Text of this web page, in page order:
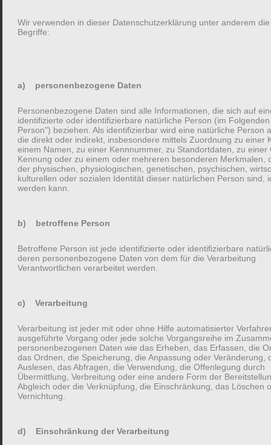
hergeben, zur allgemeinen Unterhaltung! “. Andere Teilhaben zu
lassen für ein besseres Gespräch ist daher keine neue Idee.
beginnt mit Fragen. Um genau zu sein, es beginnt damit, mehr
Ich klammere bewusst Methoden aus, bei denen eine Partei
überzeugen oder verkaufen will. Ein besseres Gespräch
zwischen Freunden und Familienmitgliedern ist aus meiner
Sicht immer auf Augenhöhe. Dabei verfolgt jeder Mensch im
Gespräch gewöhnlich zwei Ziele; etwas zu lernen und/oder
darum mehr übereinander zu erfahren.
Fragen können der Schlüssel für die schönsten Familiengespräche
sein
Klar, Fragen sind Teil eines jeden Gesprächs. Trotzdem habe ich
erreichen oder wirklich etwas gesagt zu haben, was mich
bewegt. Ich habe mich also gefragt, wie geht das eigentlich –
wie stelle ich gute Fragen?
4 Fragetypen
lassen sie sich in vier Typen einordnen:
Wir verwenden in dieser Datenschutzerklärung unter anderem
Begriffe:
a) personenbezogene Daten
Personenbezogene Daten sind alle Informationen, die sich auf
identifizierte oder identifizierbare natürliche Person (im
Person") beziehen. Als identifizierbar wird eine natürliche Person
die direkt oder indirekt, insbesondere mittels Zuordnung zu einer
einem Namen, zu einer Kennnummer, zu Standortdaten, zu einer
Kennung oder zu einem oder mehreren besonderen Merkmalen,
der physischen, physiologischen, genetischen, psychischen,
kulturellen oder sozialen Identität dieser natürlichen Person sind,
werden kann.
b) betroffene Person
Betroffene Person ist jede identifizierte oder identifizierbare
deren personenbezogene Daten von dem für die Verarbeitung
Verantwortlichen verarbeitet werden.
c) Verarbeitung
Verarbeitung ist jeder mit oder ohne Hilfe automatisierter
ausgeführte Vorgang oder jede solche Vorgangsreihe im
personenbezogenen Daten wie das Erheben, das Erfassen, die
das Ordnen, die Speicherung, die Anpassung oder Veränderung,
Auslesen, das Abfragen, die Verwendung, die Offenlegung durch
Übermittlung, Verbreitung oder eine andere Form der
Abgleich oder die Verknüpfung, die Einschränkung, das Löschen
Vernichtung.
d) Einschränkung der Verarbeitung